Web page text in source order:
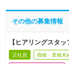
その他の募集情報
【ヒアリングスタ
正社員 職種・業種未